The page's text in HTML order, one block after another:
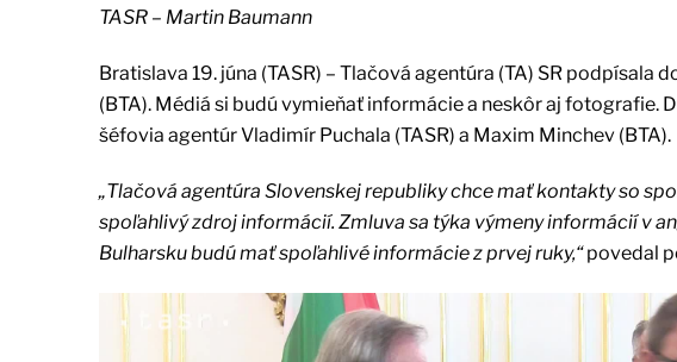
TASR – Martin Baumann
Bratislava 19. júna (TASR) – Tlačová agentúra (TA) SR
(BTA). Médiá si budú vymieňať informácie a neskôr aj
šéfovia agentúr Vladimír Puchala (TASR) a Maxim Minchev (BTA).
„Tlačová agentúra Slovenskej republiky chce mať kontakty so
spoľahlivý zdroj informácií. Zmluva sa týka výmeny informácií v
Bulharsku budú mať spoľahlivé informácie z prvej ruky,“povedal